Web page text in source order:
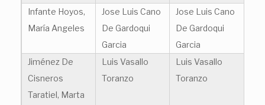
Infante Hoyos,
María Angeles
Jose Luis Cano
De Gardoqui
Garcia
Jose Luis Cano
De Gardoqui
Garcia
Jiménez De
Cisneros
Taratiel, Marta
Luis Vasallo
Toranzo
Luis Vasallo
Toranzo